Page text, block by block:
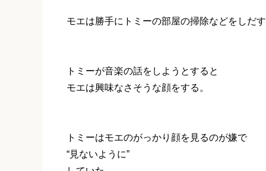
モエは勝手にトミーの部屋の掃除などをしだ
トミーが音楽の話をしようとすると
モエは興味なさそうな顔をする。
トミーはモエのがっかり顔を見るのが嫌で
“見ないように”